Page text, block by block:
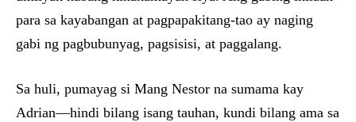
para sa kayabangan at pagpapakitang-tao ay naging
gabi ng pagbubunyag, pagsisisi, at paggalang.
Sa huli, pumayag si Mang Nestor na sumama kay
Adrian—hindi bilang isang tauhan, kundi bilang ama sa